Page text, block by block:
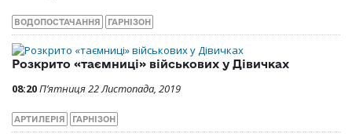
ВОДОПОСТАЧАННЯ ГАРНІЗОН
Розкрито «таємниці» військових у Дівичках
08:20П’ятниця 22 Листопада, 2019
АРТИЛЕРІЯ ГАРНІЗОН